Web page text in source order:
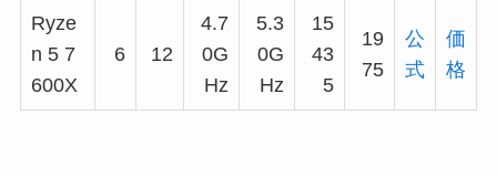
Ryze
n 5 7
600X
6 12
4.7
0G
Hz
5.3
0G
Hz
15
43
5
19
75
公
式
価
格